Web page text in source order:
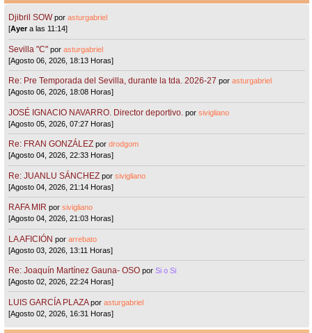
Djibril SOW porasturgabriel
[Ayera las 11:14]
Sevilla "C"porasturgabriel
[Agosto 06, 2026, 18:13 Horas]
Re: Pre Temporada del Sevilla, durante la tda. 2026-27 porasturgabriel
[Agosto 06, 2026, 18:08 Horas]
JOSÉ IGNACIO NAVARRO. Director deportivo. porsivigliano
[Agosto 05, 2026, 07:27 Horas]
Re: FRAN GONZÁLEZ pordrodgom
[Agosto 04, 2026, 22:33 Horas]
Re: JUANLU SÁNCHEZ porsivigliano
[Agosto 04, 2026, 21:14 Horas]
RAFA MIR porsivigliano
[Agosto 04, 2026, 21:03 Horas]
LA AFICIÓN porarrebato
[Agosto 03, 2026, 13:11 Horas]
Re: Joaquín Martínez Gauna- OSO porSi o Si
[Agosto 02, 2026, 22:24 Horas]
LUIS GARCÍA PLAZA porasturgabriel
[Agosto 02, 2026, 16:31 Horas]